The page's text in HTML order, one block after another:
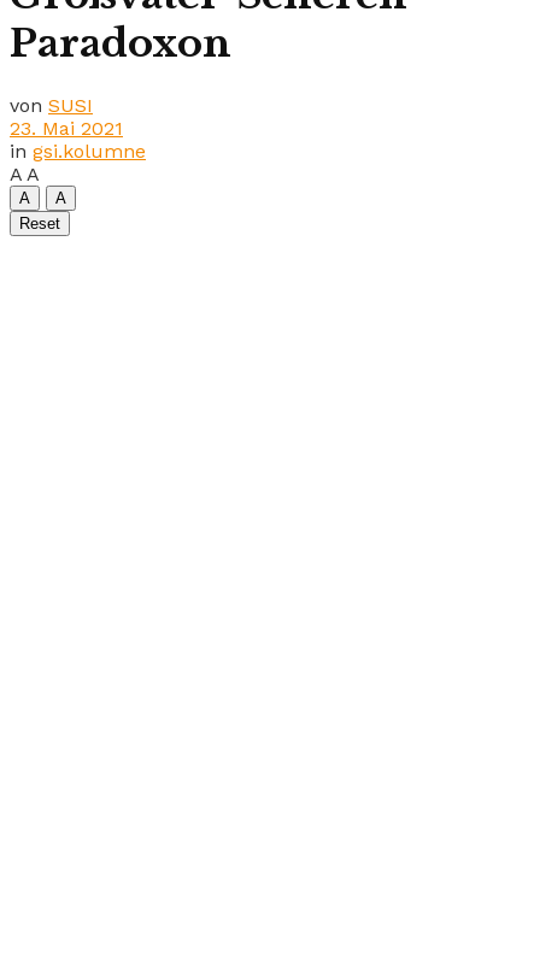
Paradoxon
von SUSI
23. Mai 2021
in gsi.kolumne
A A
A
A
Reset